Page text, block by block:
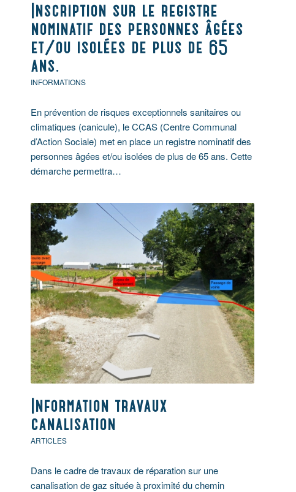
Inscription sur le registre
nominatif des personnes âgées
et/ou isolées de plus de 65
ans.
INFORMATIONS
En prévention de risques exceptionnels sanitaires ou
climatiques (canicule), le CCAS (Centre Communal
d’Action Sociale) met en place un registre nominatif des
personnes âgées et/ou isolées de plus de 65 ans. Cette
démarche permettra…
Information travaux
canalisation
ARTICLES
Dans le cadre de travaux de réparation sur une
canalisation de gaz située à proximité du chemin